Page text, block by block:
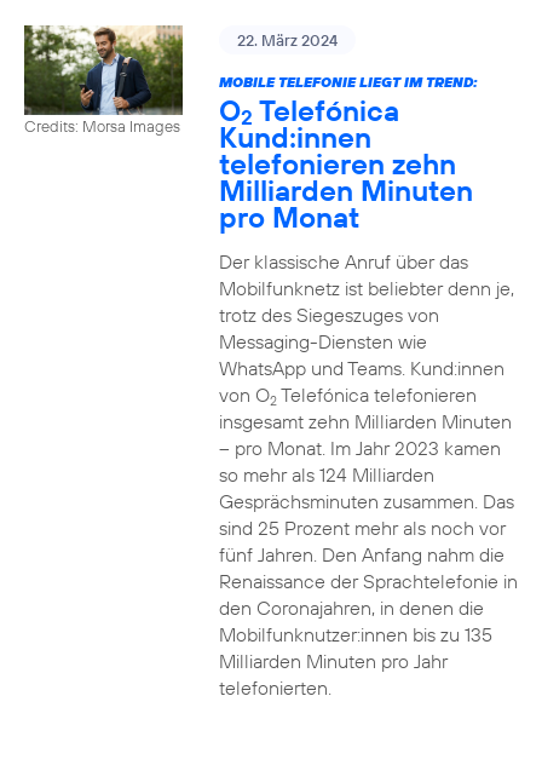
Credits: Morsa Images
22. März 2024
MOBILE TELEFONIE LIEGT IM TREND:
O2 Telefónica
Kund:innen
telefonieren zehn
Milliarden Minuten
pro Monat
Der klassische Anruf über das
Mobilfunknetz ist beliebter denn je,
trotz des Siegeszuges von
Messaging-Diensten wie
WhatsApp und Teams. Kund:innen
von O2Telefónica telefonieren
insgesamt zehn Milliarden Minuten
– pro Monat. Im Jahr 2023 kamen
so mehr als 124 Milliarden
Gesprächsminuten zusammen. Das
sind 25 Prozent mehr als noch vor
fünf Jahren. Den Anfang nahm die
Renaissance der Sprachtelefonie in
den Coronajahren, in denen die
Mobilfunknutzer:innen bis zu 135
Milliarden Minuten pro Jahr
telefonierten.